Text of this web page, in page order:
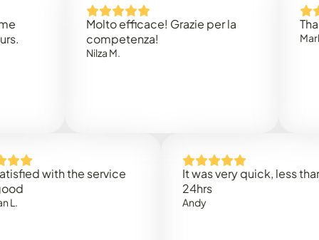
Molto efficace! Grazie per la
competenza!
Thank
with the service
It was very quick, less than